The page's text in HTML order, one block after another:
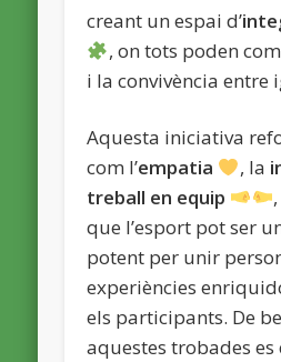
creant un espai d’
, on tots poden
i la convivència entre
Aquesta iniciativa
com l’empatia , la
treball en equip
que l’esport pot ser
potent per unir
experiències
els participants. De
aquestes trobades